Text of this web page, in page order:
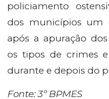
policiamento
dos municípios um
após a apuração
os tipos de crimes e
durante e depois do
Fonte: 3º BPMES